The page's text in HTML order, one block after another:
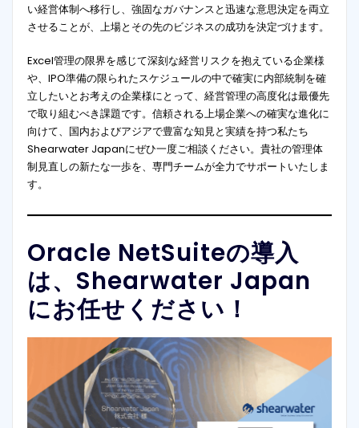
い経営体制へ移行し、強固なガバナンスと迅速な意思決定を両立
させることが、上場とその先のビジネスの成功を決定づけます。
Excel管理の限界を感じて深刻な経営リスクを抱えている企業様
や、IPO準備の限られたスケジュールの中で確実に内部統制を確
立したいとお考えの企業様にとって、経営管理の高度化は最優先
で取り組むべき課題です。信頼される上場企業への確実な進化に
向けて、国内およびアジアで豊富な知見と実績を持つ私たち
Shearwater Japanにぜひ一度ご相談ください。貴社の管理体
制見直しの新たな一歩を、専門チームが全力でサポートいたしま
す。
Oracle NetSuiteの導入
は、Shearwater Japan
にお任せください！